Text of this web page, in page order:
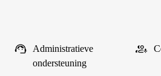
Administratieve
ondersteuning